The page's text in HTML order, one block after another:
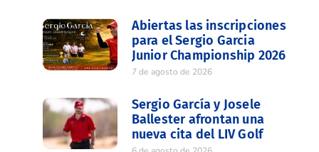
Abiertas las inscripciones
para el Sergio Garcia
Junior Championship 2026
7 de agosto de 2026
Sergio García y Josele
Ballester afrontan una
nueva cita del LIV Golf